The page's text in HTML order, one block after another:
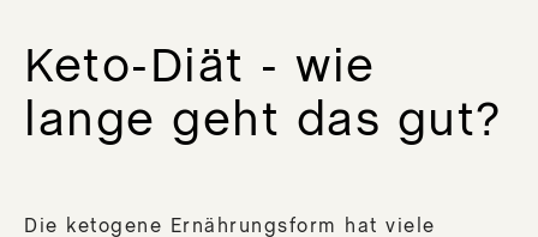
Keto-Diät - wie
lange geht das gut?
Die ketogene Ernährungsform hat viele